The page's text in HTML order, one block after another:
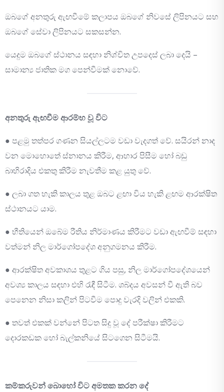
ඔබගේ අනතුරු ඇඟවීමේ කලාපය ඔබගේ නිවසේ ලිපිනයට සහ
ඔබගේ සේවා ලිපිනයට සකසන්න.
යෙදුම ඔබගේ ස්ථානය සඳහා නිශ්චිත උපදෙස් ලබා දෙයි –
සාමාන්‍ය ජාතික මග පෙන්වීමක් නොවේ.
අනතුරු ඇඟවීම ආරම්භ වූ විට
● පළමු තත්පර ගණන සියල්ලටම වඩා වැදගත් වේ. සයිරන් නාද
වන මොහොතේ ස්නානය කිරීම, ආහාර පිසීම හෝ බඩු
බාහිරාදිය එකතු කිරීම නැවතීම කළ යුතු වේ.
● ලබා ගත හැකි කාලය තුළ ඔබට ළඟා විය හැකි ළඟම ආරක්ෂිත
ස්ථානයට යාම.
● භීතියෙන් ඔබේම රීතිය නිර්මාණය කිරීමට වඩා ඇඟවීම් සඳහා
වත්මන් නිල මාර්ගෝපදේශ අනුගමනය කිරීම.
● ආරක්ෂිත අවකාශය තුළට ගිය පසු, නිල මාර්ගෝපදේශයෙන්
අවශ්‍ය කාලය සඳහා එහි රැඳී සිටීම. ශබ්දය අවසන් වී ඇති බව
පෙනෙන නිසා කලින් පිටවීම පොදු වැරදි වලින් එකකි.
● තවත් එකක් වන්නේ පිටත සිදු වූ දේ පරීක්ෂා කිරීමට
දොරකඩක හෝ බැල්කනියේ සිටගෙන සිටීමයි.
කම්කරුවන් බොහෝ විට අමතක කරන දේ